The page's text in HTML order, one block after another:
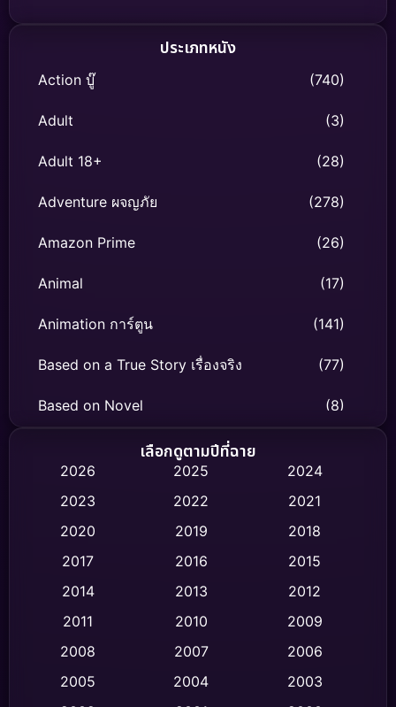
ประเภทหนัง
Action บู๊ (740)
Adult (3)
Adult 18+ (28)
Adventure ผจญภัย (278)
Amazon Prime (26)
Animal (17)
Animation การ์ตูน (141)
Based on a True Story เรื่องจริง (77)
Based on Novel (8)
Biography ชีวิตจริง
Classic หนังคลาสสิก (47)
Comedy ตลก (433)
Crime อาชญากรรม (508)
Cult Film
เลือกดูตามปีที่ฉาย
2026 2025
2024
2023
2022
2021
2020
2019
2018
2017
2016
2015
2014
2013
2012
2011
2010
2009
2008
2007
2006
2005
2004
2003